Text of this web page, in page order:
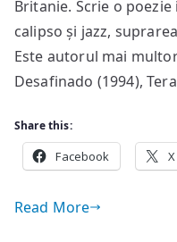
Britanie. Scrie o
calipso și jazz,
Este autorul mai
Desafinado (1994),
Share this:
Facebook X
Read More